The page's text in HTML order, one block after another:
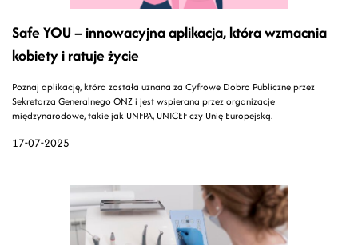
17-07-2025
Safe YOU – innowacyjna aplikacja, która wzmacnia
kobiety i ratuje życie
Poznaj aplikację, która została uznana za Cyfrowe Dobro Publiczne przez
Sekretarza Generalnego ONZ i jest wspierana przez organizacje
międzynarodowe, takie jak UNFPA, UNICEF czy Unię Europejską.